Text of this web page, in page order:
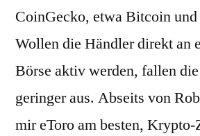
CoinGecko, etwa Bitcoin und
Wollen die Händler direkt an
Börse aktiv werden, fallen
geringer aus. Abseits von
mir eToro am besten, Krypto-